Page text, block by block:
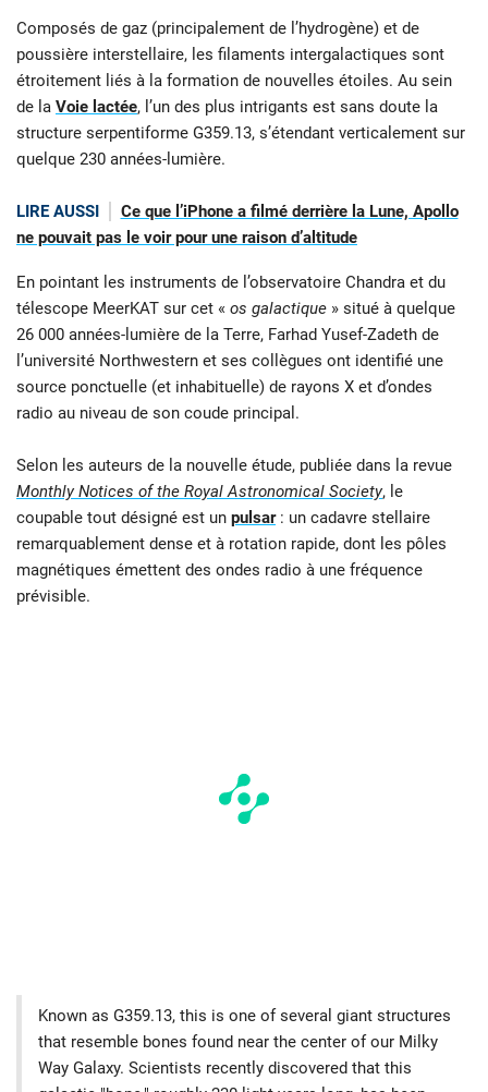
Composés de gaz (principalement de l’hydrogène) et de
poussière interstellaire, les filaments intergalactiques sont
étroitement liés à la formation de nouvelles étoiles. Au sein
de la Voie lactée, l’un des plus intrigants est sans doute la
structure serpentiforme G359.13, s’étendant verticalement sur
quelque 230 années-lumière.
LIRE AUSSI
Ce que l’iPhone a filmé derrière la Lune, Apollo
ne pouvait pas le voir pour une raison d’altitude
En pointant les instruments de l’observatoire Chandra et du
télescope MeerKAT sur cet « os galactique » situé à quelque
26 000 années-lumière de la Terre, Farhad Yusef-Zadeth de
l’université Northwestern et ses collègues ont identifié une
source ponctuelle (et inhabituelle) de rayons X et d’ondes
radio au niveau de son coude principal.
Selon les auteurs de la nouvelle étude, publiée dans la revue
Monthly Notices of the Royal Astronomical Society, le
coupable tout désigné est un pulsar: un cadavre stellaire
remarquablement dense et à rotation rapide, dont les pôles
magnétiques émettent des ondes radio à une fréquence
prévisible.
Known as G359.13, this is one of several giant structures
that resemble bones found near the center of our Milky
Way Galaxy. Scientists recently discovered that this